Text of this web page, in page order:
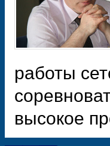
работы
высокое